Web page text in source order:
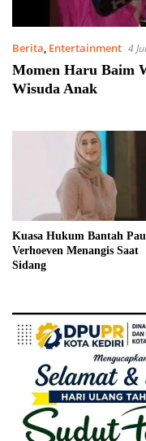
Berita, Entertainment 4
Momen Haru Baim
Wisuda Anak
Kuasa Hukum Bantah
Verhoeven Menangis Saat
Sidang